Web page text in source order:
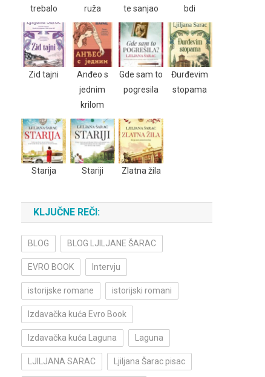
trebalo
ruža
te sanjao
bdi
Zid tajni
Anđeo s
jednim
krilom
Gde sam to
pogresila
Đurđevim
stopama
Starija Stariji Zlatna žila
KLJUČNE REČI:
BLOG BLOG LJILJANE ŠARAC
EVRO BOOK Intervju
istorijske romane istorijski romani
Izdavačka kuća Evro Book
Izdavačka kuća Laguna Laguna
LJILJANA SARAC Ljiljana Šarac pisac